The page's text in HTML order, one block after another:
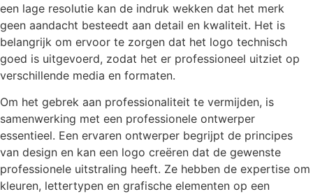
een lage resolutie kan de indruk wekken dat het merk
geen aandacht besteedt aan detail en kwaliteit. Het is
belangrijk om ervoor te zorgen dat het logo technisch
goed is uitgevoerd, zodat het er professioneel uitziet op
verschillende media en formaten.
Om het gebrek aan professionaliteit te vermijden, is
samenwerking met een professionele ontwerper
essentieel. Een ervaren ontwerper begrijpt de principes
van design en kan een logo creëren dat de gewenste
professionele uitstraling heeft. Ze hebben de expertise om
kleuren, lettertypen en grafische elementen op een